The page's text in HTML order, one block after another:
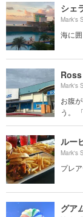
シェ
Mark's
海に
Mark's
お腹
う。
ルー
Mark's
プレ
グア